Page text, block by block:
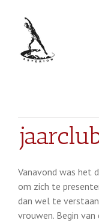
Vanavond was het
om zich te
dan wel te
vrouwen. Begin